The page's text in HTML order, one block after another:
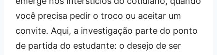
você precisa pedir o troco ou aceitar um
convite. Aqui, a investigação parte do ponto
de partida do estudante: o desejo de ser